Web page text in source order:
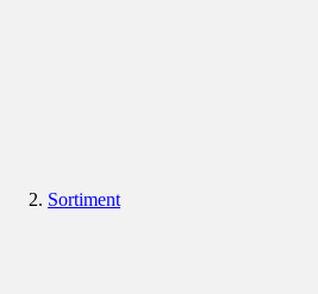
Sortiment